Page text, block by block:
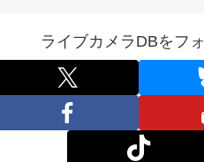
ライブカメラDBをフ